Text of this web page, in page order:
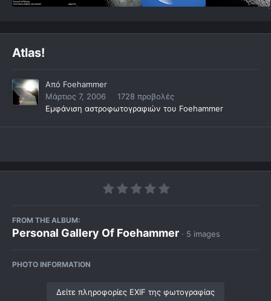
Atlas!
Από Foehammer
Μάρτιος 7, 2006
1728 προβολές
Εμφάνιση αστροφωτογραφιών του Foehammer
FROM THE ALBUM:
Personal Gallery Of Foehammer · 5 images
PHOTO INFORMATION
Δείτε πληροφορίες EXIF της φωτογραφίας